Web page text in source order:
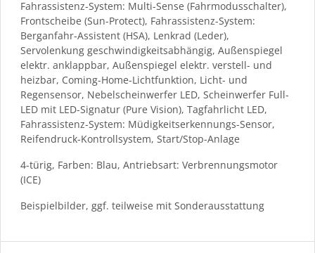
Fahrassistenz-System: Multi-Sense (Fahrmodusschalter),
Frontscheibe (Sun-Protect), Fahrassistenz-System:
Berganfahr-Assistent (HSA), Lenkrad (Leder),
Servolenkung geschwindigkeitsabhängig, Außenspiegel
elektr. anklappbar, Außenspiegel elektr. verstell- und
heizbar, Coming-Home-Lichtfunktion, Licht- und
Regensensor, Nebelscheinwerfer LED, Scheinwerfer Full-
LED mit LED-Signatur (Pure Vision), Tagfahrlicht LED,
Fahrassistenz-System: Müdigkeitserkennungs-Sensor,
Reifendruck-Kontrollsystem, Start/Stop-Anlage
4-türig, Farben: Blau, Antriebsart: Verbrennungsmotor
(ICE)
Beispielbilder, ggf. teilweise mit Sonderausstattung